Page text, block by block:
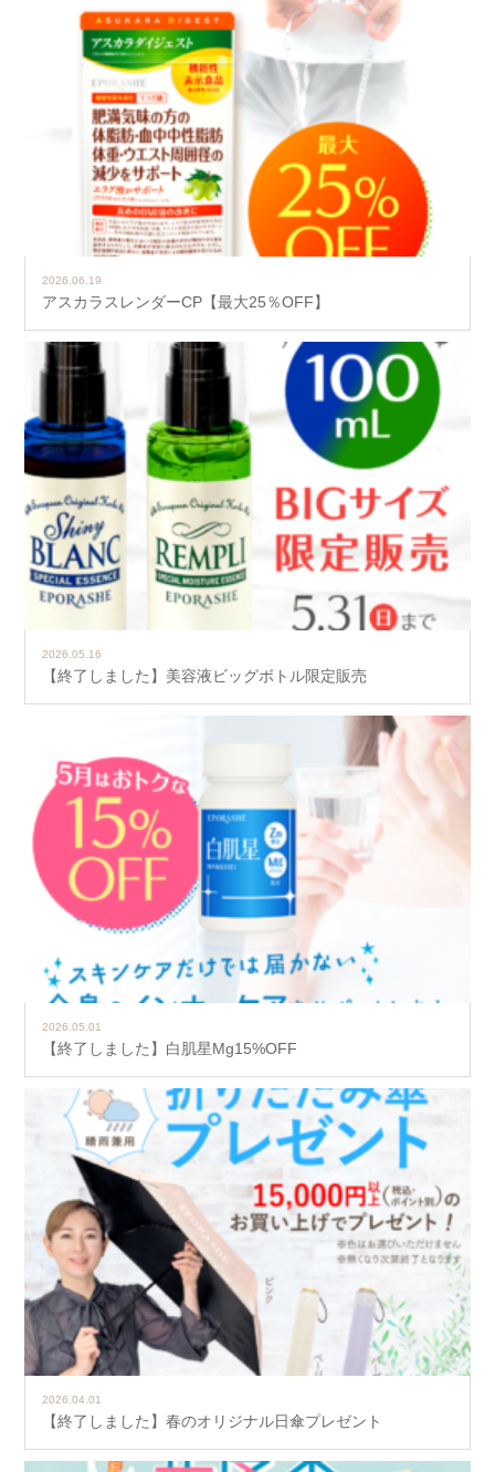
2026.06.19
アスカラスレンダーCP【最大25％OFF】
2026.05.16
【終了しました】美容液ビッグボトル限定販売
2026.05.01
【終了しました】白肌星Mg15%OFF
2026.04.01
【終了しました】春のオリジナル日傘プレゼント